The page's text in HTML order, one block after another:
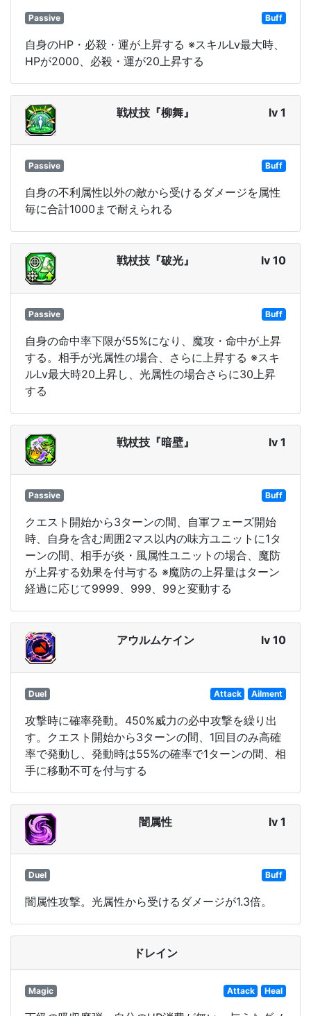
Passive Buff
自身のHP・必殺・運が上昇する ※スキルLv最大時、
HPが2000、必殺・運が20上昇する
戦杖技『柳舞』 lv 1
Passive Buff
自身の不利属性以外の敵から受けるダメージを属性
毎に合計1000まで耐えられる
戦杖技『破光』 lv 10
Passive Buff
自身の命中率下限が55%になり、魔攻・命中が上昇
する。相手が光属性の場合、さらに上昇する ※スキ
ルLv最大時20上昇し、光属性の場合さらに30上昇
する
戦杖技『暗壁』 lv 1
Passive Buff
クエスト開始から3ターンの間、自軍フェーズ開始
時、自身を含む周囲2マス以内の味方ユニットに1タ
ーンの間、相手が炎・風属性ユニットの場合、魔防
が上昇する効果を付与する ※魔防の上昇量はターン
経過に応じて9999、999、99と変動する
アウルムケイン lv 10
Duel Attack Ailment
攻撃時に確率発動。450%威力の必中攻撃を繰り出
す。クエスト開始から3ターンの間、1回目のみ高確
率で発動し、発動時は55%の確率で1ターンの間、相
手に移動不可を付与する
闇属性 lv 1
Duel Buff
闇属性攻撃。光属性から受けるダメージが1.3倍。
ドレイン
Magic Attack Heal